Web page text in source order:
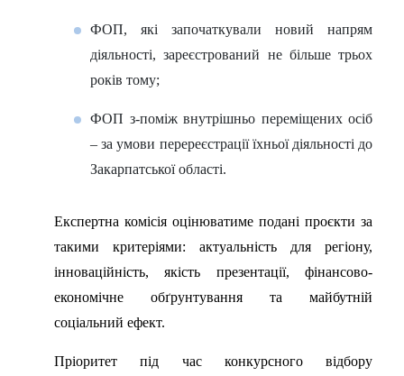
ФОП, які започаткували новий напрям
діяльності, зареєстрований не більше трьох
років тому;
ФОП з-поміж внутрішньо переміщених осіб
– за умови перереєстрації їхньої діяльності до
Закарпатської області.
Експертна комісія оцінюватиме подані проєкти за
такими критеріями: актуальність для регіону,
інноваційність, якість презентації, фінансово-
економічне обґрунтування та майбутній
соціальний ефект.
Пріоритет під час конкурсного відбору